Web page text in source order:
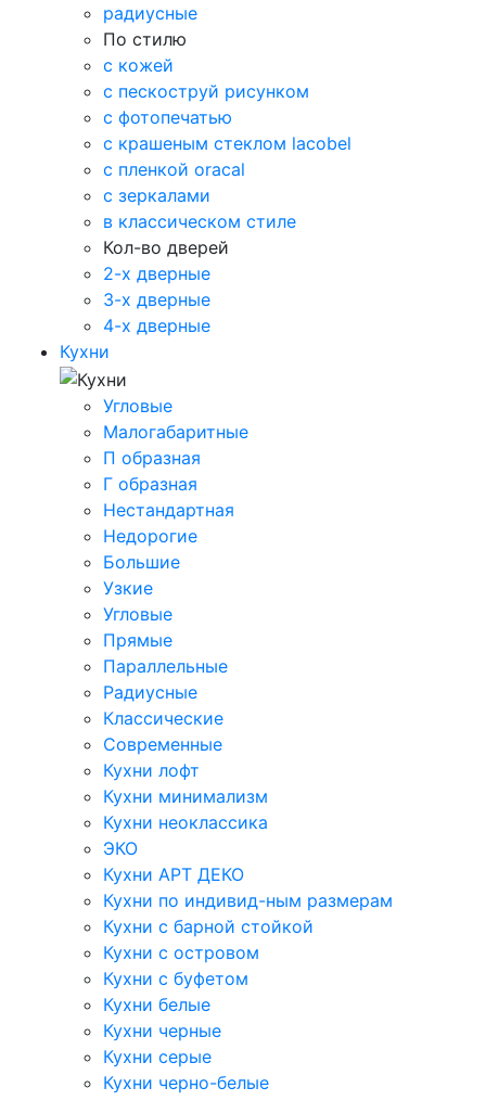
радиусные
По стилю
с кожей
с пескоструй рисунком
с фотопечатью
с крашеным стеклом lacobel
с пленкой oracal
с зеркалами
в классическом стиле
Кол-во дверей
2-х дверные
3-х дверные
4-х дверные
Кухни
Угловые
Малогабаритные
П образная
Г образная
Нестандартная
Недорогие
Большие
Узкие
Угловые
Прямые
Параллельные
Радиусные
Классические
Современные
Кухни лофт
Кухни минимализм
Кухни неоклассика
ЭКО
Кухни АРТ ДЕКО
Кухни по индивид-ным размерам
Кухни с барной стойкой
Кухни с островом
Кухни с буфетом
Кухни белые
Кухни черные
Кухни серые
Кухни черно-белые